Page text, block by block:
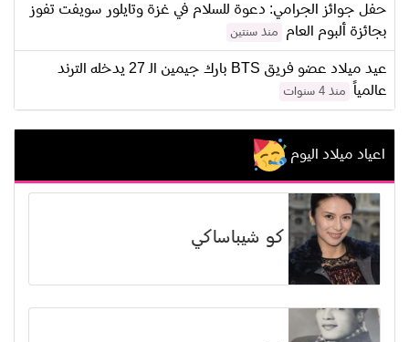
حفل جوائز الجرامي: دعوة للسلام في غزة وتايلور سويفت تفوز
بجائزة ألبوم العام
منذ سنتين
عيد ميلاد عضو فريق BTS بارك جيمين الـ 27 يدخله الترند
عالمياً
منذ 4 سنوات
اعياد ميلاد اليوم
كو شيباساكي